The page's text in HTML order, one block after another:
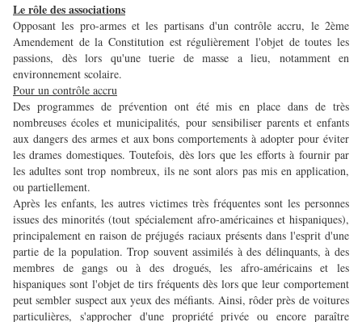
Le rôle des associations
Opposant les pro-armes et les partisans d'un contrôle accru, le 2ème
Amendement de la Constitution est régulièrement l'objet de toutes les
passions, dès lors qu'une tuerie de masse a lieu, notamment en
environnement scolaire.
Pour un contrôle accru
Des programmes de prévention ont été mis en place dans de très
nombreuses écoles et municipalités, pour sensibiliser parents et enfants
aux dangers des armes et aux bons comportements à adopter pour éviter
les drames domestiques. Toutefois, dès lors que les efforts à fournir par
les adultes sont trop nombreux, ils ne sont alors pas mis en application,
ou partiellement.
Après les enfants, les autres victimes très fréquentes sont les personnes
issues des minorités (tout spécialement afro-américaines et hispaniques),
principalement en raison de préjugés raciaux présents dans l'esprit d'une
partie de la population. Trop souvent assimilés à des délinquants, à des
membres de gangs ou à des drogués, les afro-américains et les
hispaniques sont l'objet de tirs fréquents dès lors que leur comportement
peut sembler suspect aux yeux des méfiants. Ainsi, rôder près de voitures
particulières, s'approcher d'une propriété privée ou encore paraître